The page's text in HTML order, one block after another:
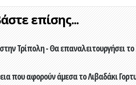
επίσης...
Τρίπολη - Θα επαναλειτουργήσει
που αφορούν άμεσα το Λιβαδάκι